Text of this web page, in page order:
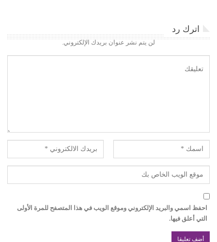
اترك رد
لن يتم نشر عنوان بريدك الإلكتروني.
احفظ اسمي والبريد الإلكتروني وموقع الويب في هذا المتصفح للمرة الأولى
التي أعلق فيها.